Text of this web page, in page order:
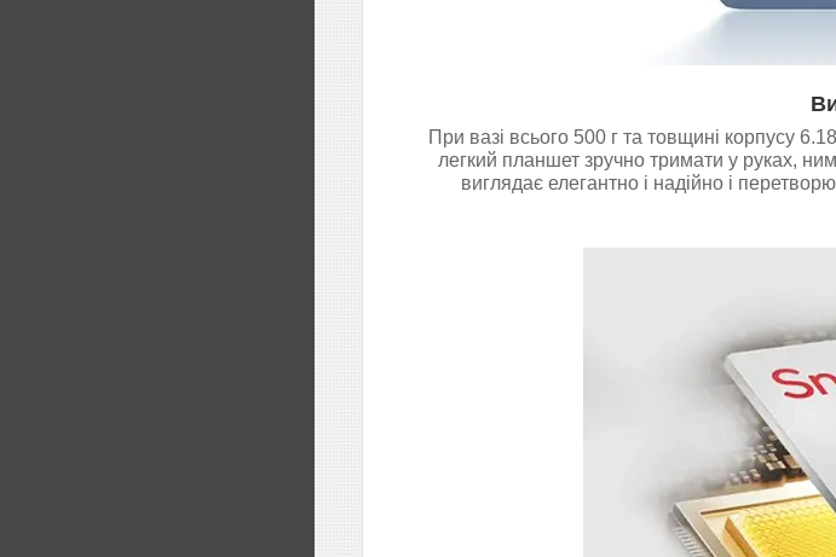
При вазі всього 500 г та товщині корпусу
легкий планшет зручно тримати у руках,
виглядає елегантно і надійно і